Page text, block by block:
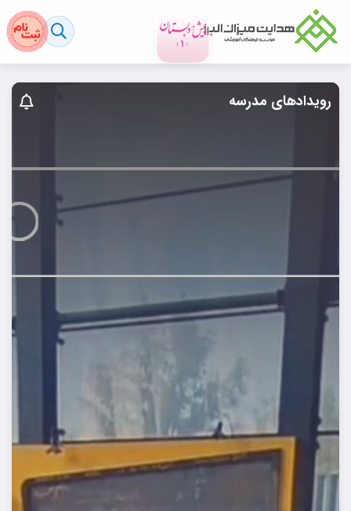
رویدادهای مدرسه